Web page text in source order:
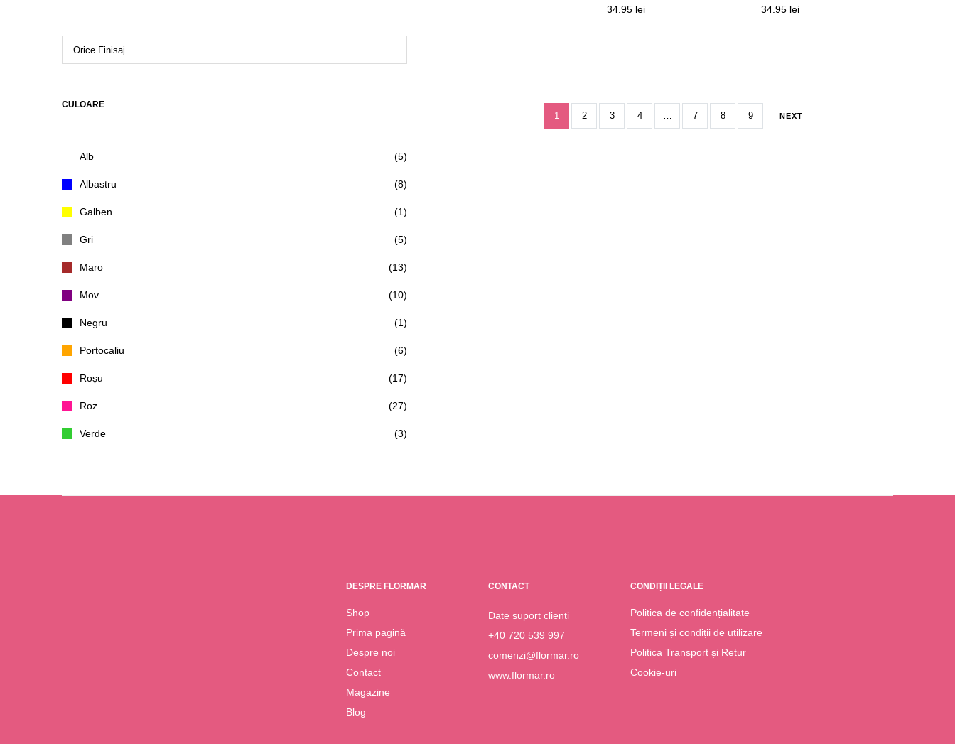
CULOARE
Alb (5)
Albastru (8)
Galben (1)
Gri (5)
Maro (13)
Mov (10)
Negru (1)
Portocaliu (6)
Roșu (17)
Roz (27)
Verde (3)
34.95 lei
34.95 lei
1 2 3 4 … 7 8 9 NEXT
DESPRE FLORMAR
Shop
Prima pagină
Despre noi
Contact
Magazine
Blog
CONTACT
Date suport clienți
+40 720 539 997
comenzi@flormar.ro
www.flormar.ro
CONDIȚII LEGALE
Politica de confidențialitate
Termeni și condiții de utilizare
Politica Transport și Retur
Cookie-uri